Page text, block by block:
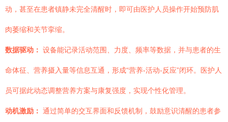
动，甚至在患者镇静未完全清醒时，即可由医护人员操作开始预防肌
肉萎缩和关节挛缩。
数据驱动： 设备能记录活动范围、力度、频率等数据，并与患者的生
命体征、营养摄入量等信息互通，形成“营养-活动-反应”闭环。医护人
员可据此动态调整营养方案与康复强度，实现个性化管理。
动机激励： 通过简单的交互界面和反馈机制，鼓励意识清醒的患者参